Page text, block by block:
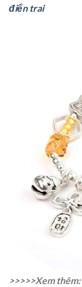
điển trai
>>>>>Xem thêm: